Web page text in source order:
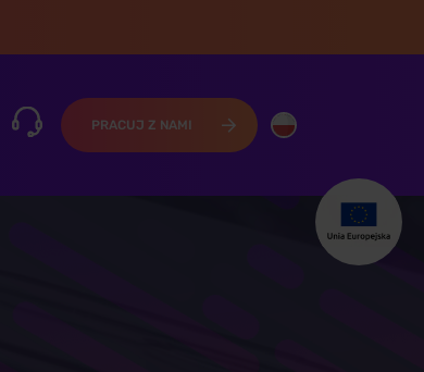
PRACUJ Z NAMI